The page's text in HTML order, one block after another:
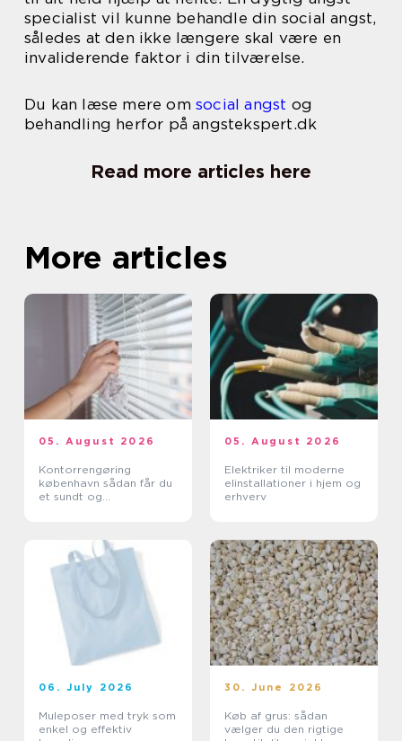
specialist vil kunne behandle din social angst,
således at den ikke længere skal være en
invaliderende faktor i din tilværelse.
Du kan læse mere om social angst og
behandling herfor på angstekspert.dk
Read more articles here
More articles
05. August 2026
Kontorrengøring
københavn sådan får du
et sundt og
05. August 2026
Elektriker til moderne
elinstallationer i hjem og
erhverv
06. July 2026
Muleposer med tryk som
enkel og effektiv
30. June 2026
Køb af grus: sådan
vælger du den rigtige